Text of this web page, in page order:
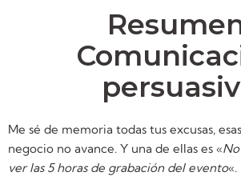
Me sé de memoria todas tus excusas,
negocio no avance. Y una de ellas es «
ver las 5 horas de grabación del evento«.